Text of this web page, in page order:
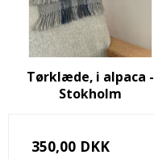
Tørklæde, i alpaca -
Stokholm
350,00 DKK